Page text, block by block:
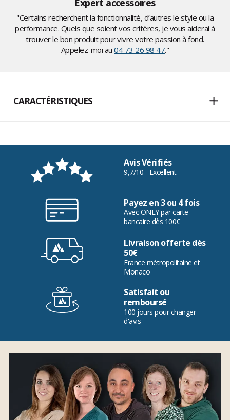
Expert accessoires
"Certains recherchent la fonctionnalité, d’autres le style ou la
performance. Quels que soient vos critères, je vous aiderai à
trouver le bon produit pour vivre votre passion à fond.
Appelez-moi au04 73 26 98 47."
CARACTÉRISTIQUES
Avis Vérifiés
9,7/10 - Excellent
Payez en 3 ou 4 fois
Avec ONEY par carte
bancaire dès 100€
Livraison offerte dès
50€
France métropolitaine et
Monaco
Satisfait ou
remboursé
100 jours pour changer
d'avis